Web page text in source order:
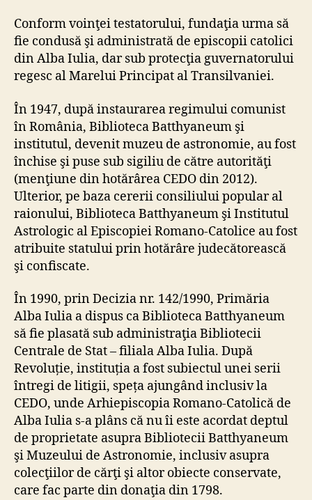
Conform voinţei testatorului, fundaţia urma să
fie condusă şi administrată de episcopii catolici
din Alba Iulia, dar sub protecţia guvernatorului
regesc al Marelui Principat al Transilvaniei.
În 1947, după instaurarea regimului comunist
în România, Biblioteca Batthyaneum şi
institutul, devenit muzeu de astronomie, au fost
închise şi puse sub sigiliu de către autorităţi
(menţiune din hotărârea CEDO din 2012).
Ulterior, pe baza cererii consiliului popular al
raionului, Biblioteca Batthyaneum şi Institutul
Astrologic al Episcopiei Romano-Catolice au fost
atribuite statului prin hotărâre judecătorească
şi confiscate.
În 1990, prin Decizia nr. 142/1990, Primăria
Alba Iulia a dispus ca Biblioteca Batthyaneum
să fie plasată sub administraţia Bibliotecii
Centrale de Stat – filiala Alba Iulia. După
Revoluție, instituția a fost subiectul unei serii
întregi de litigii, speța ajungând inclusiv la
CEDO, unde Arhiepiscopia Romano-Catolică de
Alba Iulia s-a plâns că nu îi este acordat deptul
de proprietate asupra Bibliotecii Batthyaneum
şi Muzeului de Astronomie, inclusiv asupra
colecţiilor de cărţi şi altor obiecte conservate,
care fac parte din donaţia din 1798.